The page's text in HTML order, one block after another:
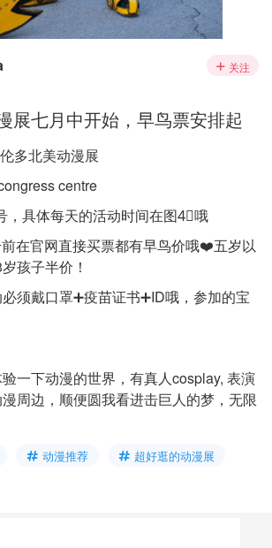
关注
展七月中开始，早鸟票安排起
多北美动漫展
centre
，具体每天的活动时间在图4⃣️哦
前在官网直接买票都有早鸟价哦❤️五岁以
孩子半价！
必须戴口罩➕疫苗证书➕ID哦，参加的宝
一下动漫的世界，有真人cosplay, 表演
周边，顺便圆我看进击巨人的梦，无限
动漫推荐
超好逛的动漫展